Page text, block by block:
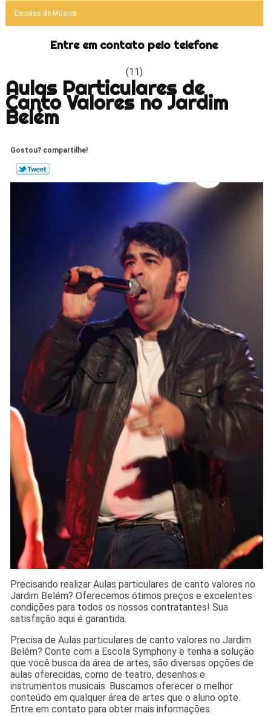
Escolas de Música
Entre em contato pelo telefone
(11)
Aulas Particulares de
Canto Valores no Jardim
Belém
Gostou? compartilhe!
Precisando realizar Aulas particulares de canto valores no
Jardim Belém? Oferecemos ótimos preços e excelentes
condições para todos os nossos contratantes! Sua
satisfação aqui é garantida.
Precisa de Aulas particulares de canto valores no Jardim
Belém? Conte com a Escola Symphony e tenha a solução
que você busca da área de artes, são diversas opções de
aulas oferecidas, como de teatro, desenhos e
instrumentos musicais. Buscamos oferecer o melhor
conteúdo em qualquer área de artes que o aluno opte.
Entre em contato para obter mais informações.